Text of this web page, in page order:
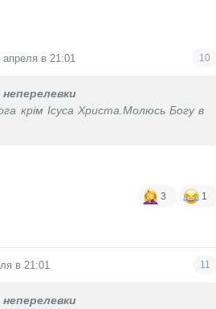
апреля в 21:01 10
крім Ісуса Христа.Молюсь Богу в
3 1
в 21:01 11